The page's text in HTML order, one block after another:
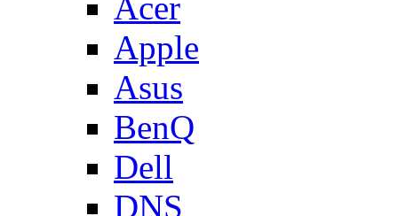
Apple
Asus
BenQ
Dell
DNS